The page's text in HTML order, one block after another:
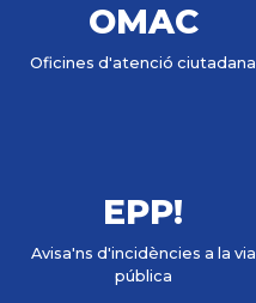
OMAC
Oficines d'atenció ciutadana
EPP!
Avisa'ns d'incidències a la via
pública